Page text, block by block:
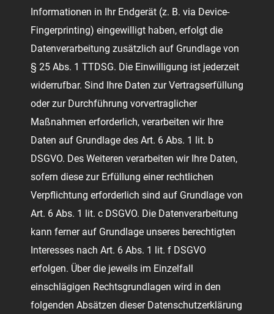
Informationen in Ihr Endgerät (z. B. via Device-
Fingerprinting) eingewilligt haben, erfolgt die
Datenverarbeitung zusätzlich auf Grundlage von
§ 25 Abs. 1 TTDSG. Die Einwilligung ist jederzeit
widerrufbar. Sind Ihre Daten zur Vertragserfüllung
oder zur Durchführung vorvertraglicher
Maßnahmen erforderlich, verarbeiten wir Ihre
Daten auf Grundlage des Art. 6 Abs. 1 lit. b
DSGVO. Des Weiteren verarbeiten wir Ihre Daten,
sofern diese zur Erfüllung einer rechtlichen
Verpflichtung erforderlich sind auf Grundlage von
Art. 6 Abs. 1 lit. c DSGVO. Die Datenverarbeitung
kann ferner auf Grundlage unseres berechtigten
Interesses nach Art. 6 Abs. 1 lit. f DSGVO
erfolgen. Über die jeweils im Einzelfall
einschlägigen Rechtsgrundlagen wird in den
folgenden Absätzen dieser Datenschutzerklärung